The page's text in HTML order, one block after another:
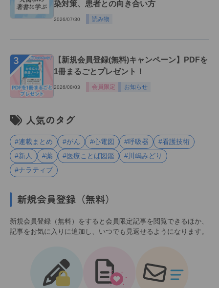
染対策、患者との向き合い方
2026/07/30 読み物
３
【新規会員登録(無料)キャンペーン】PDFを
1冊まるごとプレゼント！
2026/08/03 会員限定 お知らせ
人気のタグ
#連載まとめ #がん #心電図 #呼吸器
#看護技術
#新人
#薬 #医療ことば図鑑
#川嶋みどり
#ナラティブ
新規会員登録（無料）
新規会員登録（無料）をすると会員限定記事を閲覧できるほか、
記事をお気に入りに追加し、いつでも見返せるようになります。